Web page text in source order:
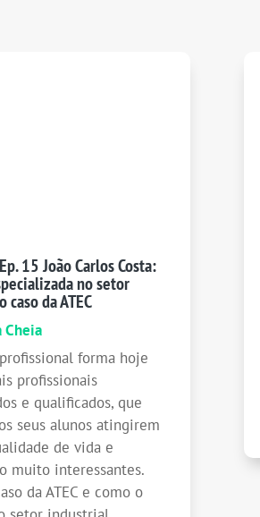
15 João Carlos Costa:
no setor
da ATEC
Cheia
forma hoje
profissionais
e qualificados, que
seus alunos atingirem
de vida e
muito interessantes.
da ATEC e como o